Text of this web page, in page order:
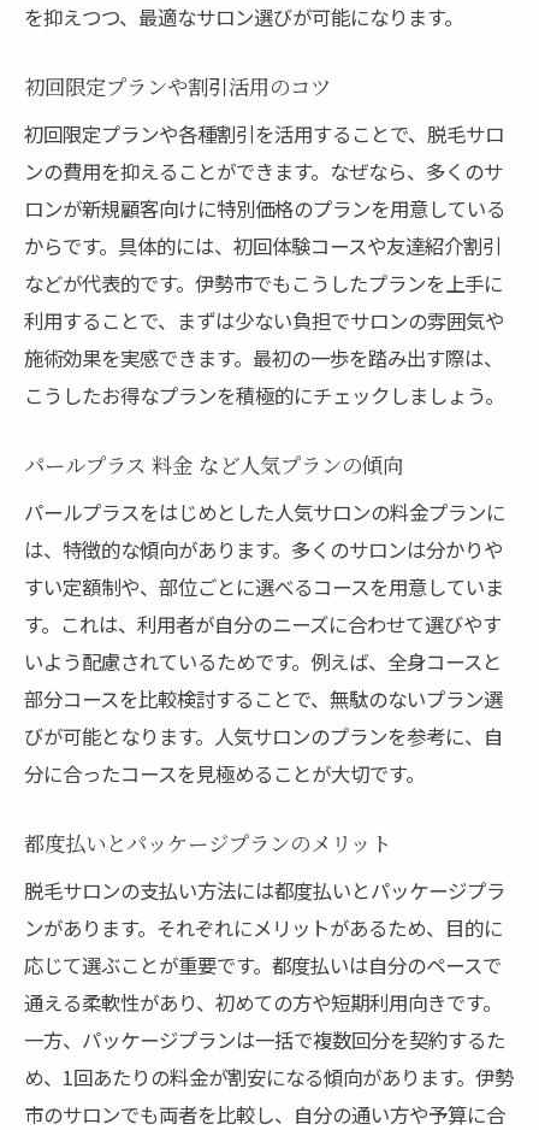
を抑えつつ、最適なサロン選びが可能になります。
初回限定プランや割引活用のコツ
初回限定プランや各種割引を活用することで、脱毛サロ
ンの費用を抑えることができます。なぜなら、多くのサ
ロンが新規顧客向けに特別価格のプランを用意している
からです。具体的には、初回体験コースや友達紹介割引
などが代表的です。伊勢市でもこうしたプランを上手に
利用することで、まずは少ない負担でサロンの雰囲気や
施術効果を実感できます。最初の一歩を踏み出す際は、
こうしたお得なプランを積極的にチェックしましょう。
パールプラス 料金 など人気プランの傾向
パールプラスをはじめとした人気サロンの料金プランに
は、特徴的な傾向があります。多くのサロンは分かりや
すい定額制や、部位ごとに選べるコースを用意していま
す。これは、利用者が自分のニーズに合わせて選びやす
いよう配慮されているためです。例えば、全身コースと
部分コースを比較検討することで、無駄のないプラン選
びが可能となります。人気サロンのプランを参考に、自
分に合ったコースを見極めることが大切です。
都度払いとパッケージプランのメリット
脱毛サロンの支払い方法には都度払いとパッケージプラ
ンがあります。それぞれにメリットがあるため、目的に
応じて選ぶことが重要です。都度払いは自分のペースで
通える柔軟性があり、初めての方や短期利用向きです。
一方、パッケージプランは一括で複数回分を契約するた
め、1回あたりの料金が割安になる傾向があります。伊勢
市のサロンでも両者を比較し、自分の通い方や予算に合